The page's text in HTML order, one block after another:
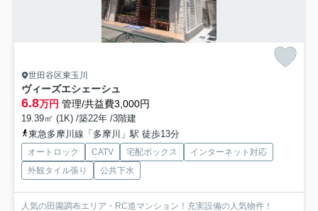
世田谷区東玉川
ヴィーズエシェーシュ
6.8万円 管理/共益費3,000円
19.39㎡ (1K) /築22年 /3階建
東急多摩川線「多摩川」駅 徒歩13分
オートロック CATV 宅配ボックス
インターネット対応
外観タイル張り
公共下水
人気の田園調布エリア・RC造マンション！充実設備の人気物件！